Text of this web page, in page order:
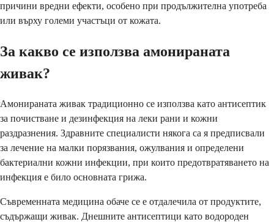
причини вредни ефекти, особено при продължителна употреба
или върху големи участъци от кожата.
За какво се използва амонираната
живак?
Амонираната живак традиционно се използва като антисептик
за почистване и дезинфекция на леки рани и кожни
раздразнения. Здравните специалисти някога са я предписвали
за лечение на малки порязвания, ожулвания и определени
бактериални кожни инфекции, при които предотвратяването на
инфекция е било основната грижа.
Съвременната медицина обаче се е отдалечила от продуктите,
съдържащи живак. Днешните антисептици като водороден